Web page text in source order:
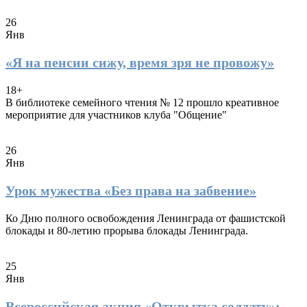
26
Янв
«Я на пенсии сижу, время зря не провожу»
18+
В библиотеке семейного чтения № 12 прошло креативное
мероприятие для участников клуба "Общение"
26
Янв
Урок мужества «Без права на забвение»
Ко Дню полного освобождения Ленинграда от фашистской
блокады и 80-летию прорыва блокады Ленинграда.
25
Янв